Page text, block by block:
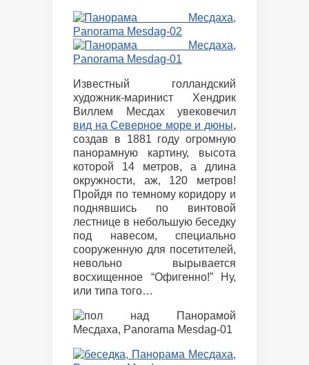
Известный голландский
художник-маринист Хендрик
Виллем Месдах увековечил
вид на Северное море и дюны,
создав в 1881 году огромную
панорамную картину, высота
которой 14 метров, а длина
окружности, аж, 120 метров!
Пройдя по темному коридору и
поднявшись по винтовой
лестнице в небольшую беседку
под навесом, специально
сооруженную для посетителей,
невольно вырывается
восхищенное “Офигенно!” Ну,
или типа того…